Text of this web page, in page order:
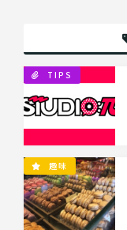
TIPS
趣味